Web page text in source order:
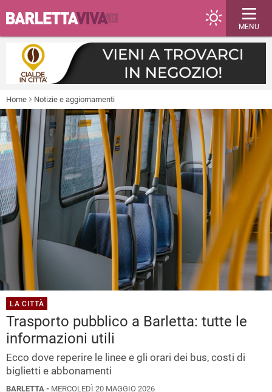
MENU
Home Notizie e aggiornamenti
LA CITTÀ
Trasporto pubblico a Barletta: tutte le
informazioni utili
Ecco dove reperire le linee e gli orari dei bus, costi di
biglietti e abbonamenti
BARLETTA - MERCOLEDÌ 20 MAGGIO 2026